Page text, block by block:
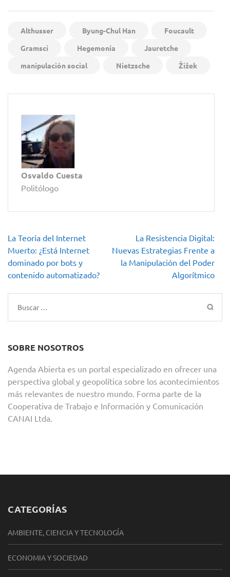
Althusser Byung-Chul Han
Foucault
Gramsci
Hegemonía
Jauretche
manipulación social
Nietzsche Žižek
Osvaldo Cuesta
Politólogo
Navegación
de
entradas
La Teoría del Internet
Muerto: ¿Está Internet
dominado por bots y
contenido automatizado?
La Resistencia Digital:
Nuevas Estrategias Frente a
la Manipulación del Poder
Algorítmico
Buscar:
SOBRE NOSOTROS
Agenda Abierta es un portal especializado en ofrecer una
perspectiva global y geopolítica sobre los acontecimientos
más relevantes de nuestro mundo. Forma parte de la
Cooperativa de Trabajo e Información y Comunicación
CANAI Ltda.
CATEGORÍAS
AMBIENTE, CIENCIA Y TECNOLOGÍA
ECONOMIA Y SOCIEDAD